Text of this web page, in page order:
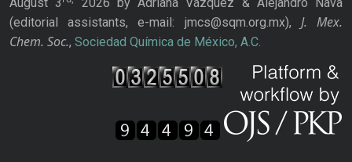
August 3
2026 by Adriana Vázquez & Alejandro Nava
(editorial assistants, e-mail: jmcs@sqm.org.mx), J. Mex.
Chem. Soc., Sociedad Química de México, A.C.